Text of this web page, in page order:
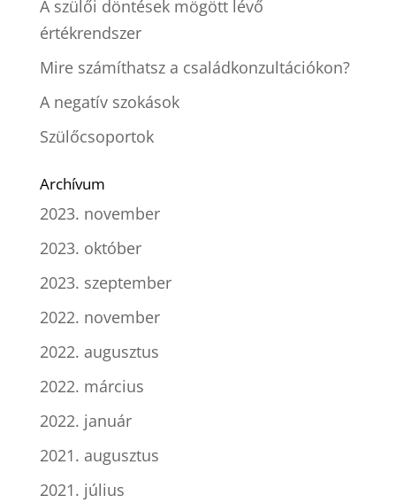
A szülői döntések mögött lévő
értékrendszer
Mire számíthatsz a családkonzultációkon?
A negatív szokások
Szülőcsoportok
Archívum
2023. november
2023. október
2023. szeptember
2022. november
2022. augusztus
2022. március
2022. január
2021. augusztus
2021. július